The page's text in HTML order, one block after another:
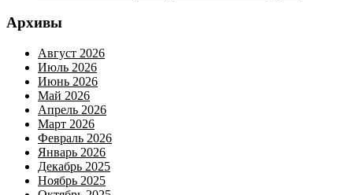
Архивы
Август 2026
Июль 2026
Июнь 2026
Май 2026
Апрель 2026
Март 2026
Февраль 2026
Январь 2026
Декабрь 2025
Ноябрь 2025